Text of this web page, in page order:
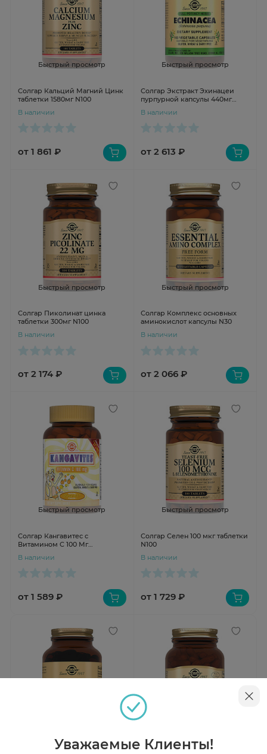
Быстрый просмотр
Солгар Кальций Магний Цинк
таблетки 1580мг N100
В наличии
от 1 861 ₽
Быстрый просмотр
Солгар Экстракт Эхинацеи
пурпурной капсулы 440мг
В наличии
от 2 613 ₽
Быстрый просмотр
Солгар Пиколинат цинка
таблетки 300мг N100
В наличии
от 2 174 ₽
Быстрый просмотр
Солгар Комплекс основных
аминокислот капсулы N30
В наличии
от 2 066 ₽
Быстрый просмотр
Солгар Кангавитес с
Витамином С 100 Мг
В наличии
от 1 589 ₽
Быстрый просмотр
Солгар Селен 100 мкг таблетки
N100
В наличии
от 1 729 ₽
Уважаемые Клиенты!